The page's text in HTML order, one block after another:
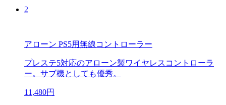
2
アローン PS5用無線コントローラー
プレステ5対応のアローン製ワイヤレスコントローラ
ー。サブ機としても優秀。
11,480円